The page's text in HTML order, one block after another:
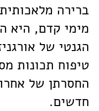
ברירה
מימי קדם, היא
הגנטי של
טיפוח תכונות
החסרתן של
חדשים.